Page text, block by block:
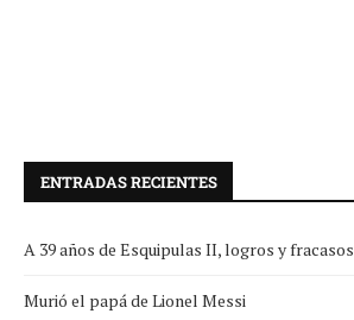
ENTRADAS RECIENTES
A 39 años de Esquipulas II, logros y fracasos
Murió el papá de Lionel Messi